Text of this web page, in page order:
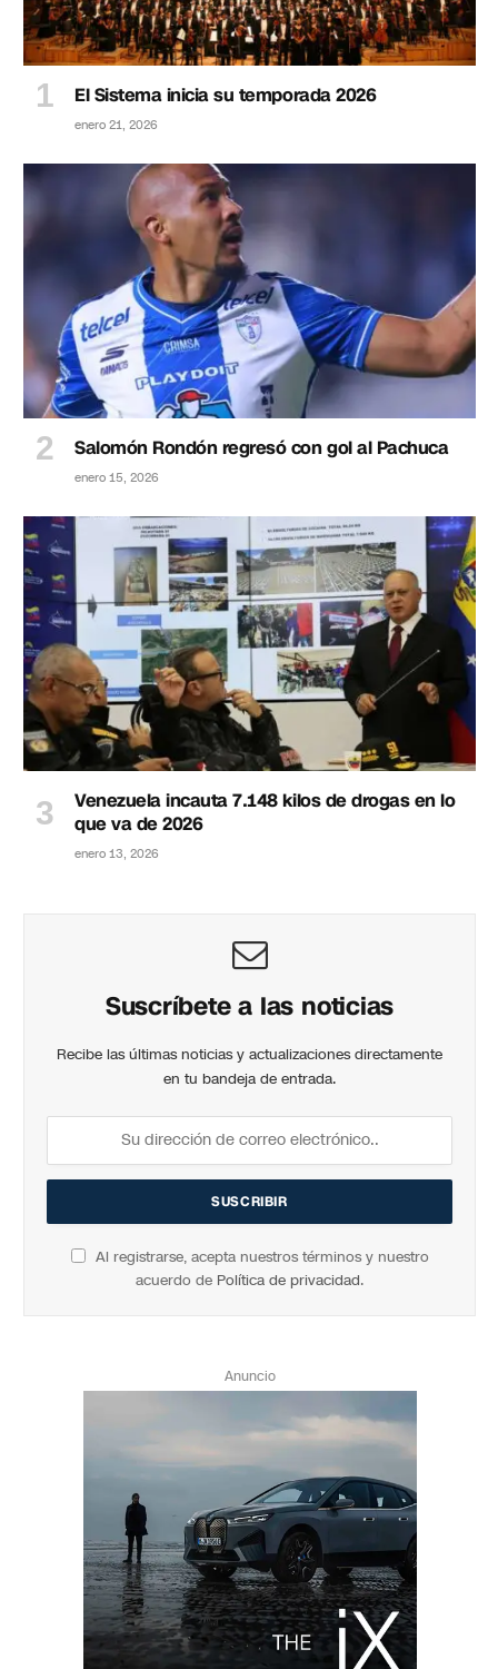
El Sistema inicia su temporada 2026
enero 21, 2026
Salomón Rondón regresó con gol al Pachuca
enero 15, 2026
Venezuela incauta 7.148 kilos de drogas en lo
que va de 2026
enero 13, 2026
Suscríbete a las noticias
Recibe las últimas noticias y actualizaciones directamente
en tu bandeja de entrada.
Al registrarse, acepta nuestros términos y nuestro
acuerdo de Política de privacidad.
Anuncio